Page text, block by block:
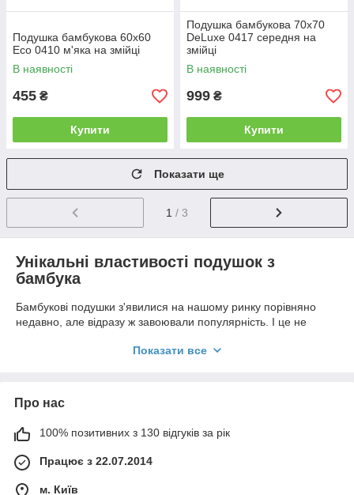
Подушка бамбукова 60х60
Есо 0410 м'яка на змійці
В наявності
455 ₴
Купити
Подушка бамбукова 70х70
DeLuxe 0417 середня на
змійці
В наявності
999 ₴
Купити
Показати ще
1 / 3
Унікальні властивості подушок з
бамбука
Бамбукові подушки з'явилися на нашому ринку порівняно
недавно, але відразу ж завоювали популярність. І це не
продукт, який володіє природними антибактеріальними і
реакція, безсумнівно, саме бамбукову подушку вам і потрібно
купити. Крім того подушки з бамбуковим наповнювачем
добре пропускають повітря, швидко вбирають вологу (піт),
залишаючись при цьому сухим на дотик, вони не мають
власного запаху і не вбирають сторонні.
У вас вже з'явилося бажання купити бамбукову подушку? Ще
одним аргументом будуть дані про зеленому пектин, що
Показати все
Про нас
100% позитивних з 130 відгуків за рік
Працює з 22.07.2014
м. Київ